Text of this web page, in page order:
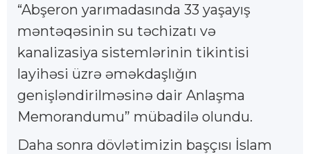
“Abşeron yarımadasında 33 yaşayış
məntəqəsinin su təchizatı və
kanalizasiya sistemlərinin tikintisi
layihəsi üzrə əməkdaşlığın
genişləndirilməsinə dair Anlaşma
Memorandumu” mübadilə olundu.
Daha sonra dövlətimizin başçısı İslam